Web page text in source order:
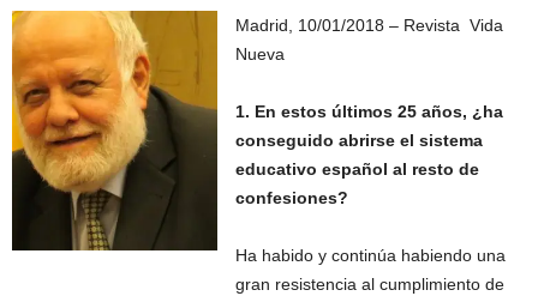
Madrid, 10/01/2018 – Revista Vida
Nueva
1. En estos últimos 25 años, ¿ha
conseguido abrirse el sistema
educativo español al resto de
confesiones?
Ha habido y continúa habiendo una
gran resistencia al cumplimiento de